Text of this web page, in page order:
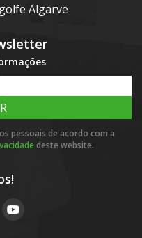
Algarve
pessoais de acordo com a
deste website.